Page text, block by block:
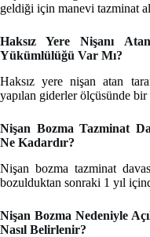
geldiği için manevi tazminat
Haksız Yere Nişanı
Yükümlülüğü Var Mı?
Haksız yere nişan atan
yapılan giderler ölçüsünde
Nişan Bozma Tazminat
Ne Kadardır?
Nişan bozma tazminat
bozulduktan sonraki 1 yıl
Nişan Bozma Nedeniyle
Nasıl Belirlenir?